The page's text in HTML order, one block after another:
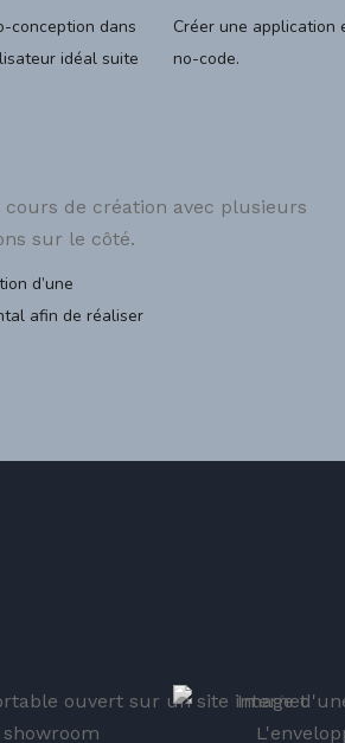
conception dans
idéal suite
Créer une application
no-code.
d’une
afin de réaliser